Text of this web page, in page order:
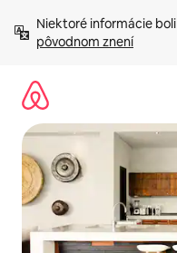
obsah.
Niektoré informácie
pôvodnom znení